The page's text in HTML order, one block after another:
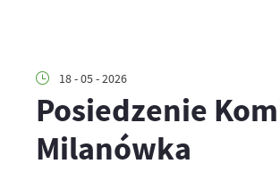
18 - 05 - 2026
Posiedzenie
Milanówka